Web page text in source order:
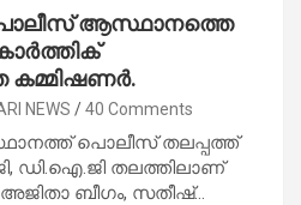
പൊലീസ് ആസ്ഥാനത്തെ
കമ്മിഷണർ.
NEWS 40 Comments
പൊലീസ് തലപ്പത്ത്
ഡി.ഐ.ജി തലത്തിലാണ്
അജിതാ ബീഗം,​ സതീഷ്…